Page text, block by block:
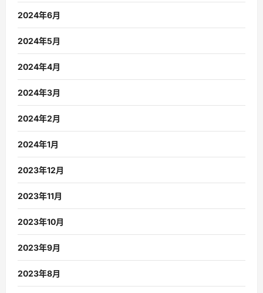
2024年6月
2024年5月
2024年4月
2024年3月
2024年2月
2024年1月
2023年12月
2023年11月
2023年10月
2023年9月
2023年8月